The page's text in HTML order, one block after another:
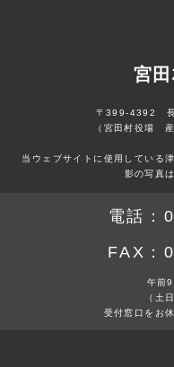
宮
〒399-4392 長
（宮田村役場
当ウェブサイトに使用している
影の写真
電話：
FAX：
午前
（土
受付窓口をお